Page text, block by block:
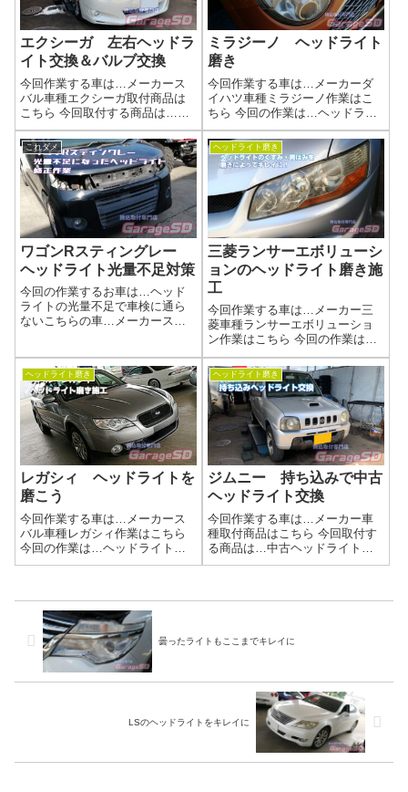
エクシーガ 左右ヘッドラ
イト交換＆バルブ交換
今回作業する車は…メーカース
バル車種エクシーガ取付商品は
こちら 今回取付する商品は…純
正ヘッドライト中古品 HID屋の
新品LEDバルブｗもともと黄ば
みがあったのが気になったのか
中古品の状態の良い物を持ち込
みです作業写真純正ヘッドライ
トなので...
ミラジーノ ヘッドライト
磨き
今回作業する車は…メーカーダ
イハツ車種ミラジーノ作業はこ
ちら 今回の作業は…ヘッドライ
ト磨きくすんで劣化してしまっ
たヘッドライトを磨きあげまし
ょう(^^)/作業写真バッチリ綺麗に
なりました(^_-)-☆ヘッドライト
磨きの工程当店施工事例ヘッ...
これダメ
ワゴンRスティングレー
ヘッドライト光量不足対策
今回の作業するお車は…ヘッド
ライトの光量不足で車検に通ら
ないこちらの車…メーカースズ
クターヘッドライトのリフレク
ターです 純正リフレクターが
HIDの熱でやられてメッキが剥げ
てました(...
ヘッドライト磨き
三菱ランサーエボリューシ
ョンのヘッドライト磨き施
工
今回作業する車は…メーカー三
菱車種ランサーエボリューショ
ン作業はこちら 今回の作業は…
ヘッドライト磨きくすんで劣化
してしまったヘッドライトを磨
きあげましょう(^^)/作業写真バッ
チリ綺麗になりました(^_-)-☆ヘ
ッドライト磨きの工程当店施...
ヘッドライト磨き
レガシィ ヘッドライトを
磨こう
今回作業する車は…メーカース
バル車種レガシィ作業はこちら
今回の作業は…ヘッドライト磨
きくすんで劣化してしまったヘ
ばみ、諦めていませんか？ク...
ヘッドライト磨き
ジムニー 持ち込みで中古
ヘッドライト交換
今回作業する車は…メーカー車
種取付商品はこちら 今回取付す
る商品は…中古ヘッドライト作
業写真曇りが気になっての交換
らを提案させてい...
曇ったライトもここまでキレイに
LSのヘッドライトをキレイに